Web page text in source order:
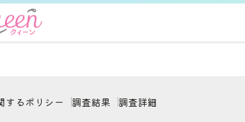
するポリシー 調査結果 調査詳細